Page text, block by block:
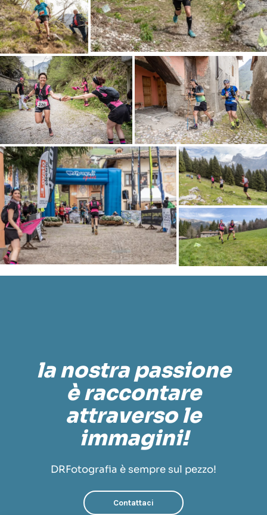
la nostra passione
è raccontare
attraverso le
immagini!
DRFotografia è sempre sul pezzo!
Contattaci